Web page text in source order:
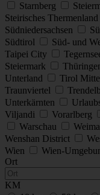
Starnberg
Steirisches Thermenland
Südniedersachsen
Südtirol
Süd- und
Taipei City
Steiermark
Unterland
Tirol Mitte
Traunviertel
Unterkärnten
Viljandi
Vorarlberg
Warschau
Wenshan District
Wien
Wien-
Ort
KM